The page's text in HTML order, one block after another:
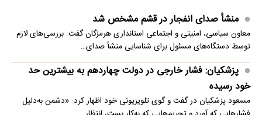
منشأ صدای انفجار در قشم مشخص شد
معاون سیاسی، امنیتی و اجتماعی استانداری هرمزگان گفت: بررسی‌های لازم
توسط دستگاه‌های مسئول برای شناسایی منشأ صدای…
پزشکیان: فشار خارجی در دولت چهاردهم به بیشترین حد
خود رسیده
مسعود پزشکیان در گفت و گوی تلویزیونی خود اظهار کرد: «دشمن به‌دلیل